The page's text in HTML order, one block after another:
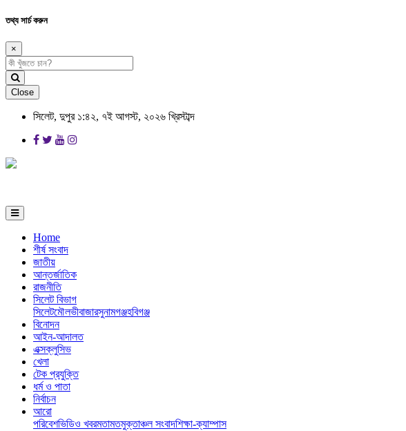
তথ্য সার্চ করুন
×
Close
সিলেট, দুপুর ১:৪২, ৭ই আগস্ট, ২০২৬ খ্রিস্টাব্দ
Home
শীর্ষ সংবাদ
জাতীয়
আন্তর্জাতিক
রাজনীতি
সিলেট বিভাগ
সিলেটমৌলভীবাজারসুনামগঞ্জহবিগঞ্জ
বিনোদন
আইন-আদালত
এক্সক্লুসিভ
খেলা
টেক প্রযুক্তি
ধর্ম ও পাতা
নির্বাচন
আরো
পরিবেশভিডিও খবরমতামতমুক্তাঞ্চল সংবাদশিক্ষা-ক্যাম্পাস